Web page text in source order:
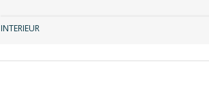
INTERIEUR